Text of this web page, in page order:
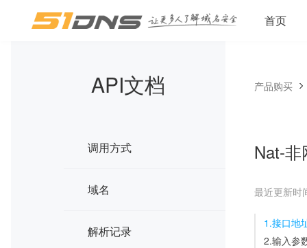
首页
API文档
调用方式
域名
解析记录
产品购买
Nat-
最近更新时
1.接口地
2.输入参